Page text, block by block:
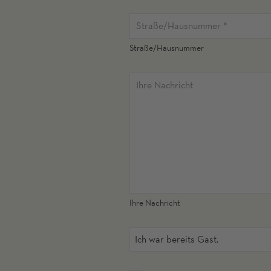
Straße/Hausnummer
Ihre Nachricht
Ich war bereits Gast.